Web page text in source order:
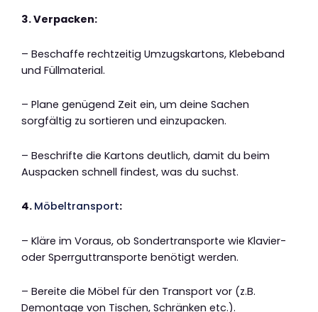
3. Verpacken:
– Beschaffe rechtzeitig Umzugskartons, Klebeband
und Füllmaterial.
– Plane genügend Zeit ein, um deine Sachen
sorgfältig zu sortieren und einzupacken.
– Beschrifte die Kartons deutlich, damit du beim
Auspacken schnell findest, was du suchst.
4. Möbeltransport:
– Kläre im Voraus, ob Sondertransporte wie Klavier-
oder Sperrguttransporte benötigt werden.
– Bereite die Möbel für den Transport vor (z.B.
Demontage von Tischen, Schränken etc.).